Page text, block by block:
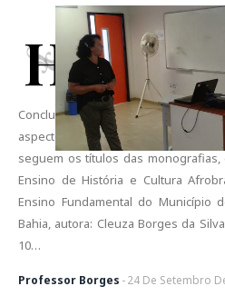
H
oje (23/09), no Campus
algumas
Plataforma Freire,
Conclusão de Curso (TCC), os quais
aspectos vinculados a História e
seguem os títulos das monografias,
Ensino de História e Cultura
Ensino Fundamental do Município
Bahia, autora: Cleuza Borges da
10…
Professor Borges -24 De Setembro